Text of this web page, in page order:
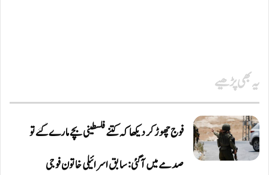
یہ بھی پڑھیے
فوج چھوڑ کر دیکھا کہ کتنے فلسطینی بچے مارے گئے تو
صدمے میں آگئی: سابق اسرائیلی خاتون فوجی